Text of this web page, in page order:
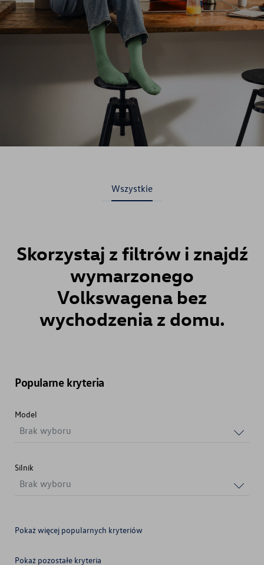
Gwarancja i ochrona
Aktualne promocje serwisowe
Usługi Car detailing
Sklep internetowy
Akcesoria
Mapa i kontaktWszystkie
Skorzystaj z filtrów i znajdź
wymarzonego
Volkswagena bez
wychodzenia z domu.
Popularne kryteria
Model
Brak wyboru
Silnik
Brak wyboru
Pokaż więcej popularnych kryteriów
Pokaż pozostałe kryteria